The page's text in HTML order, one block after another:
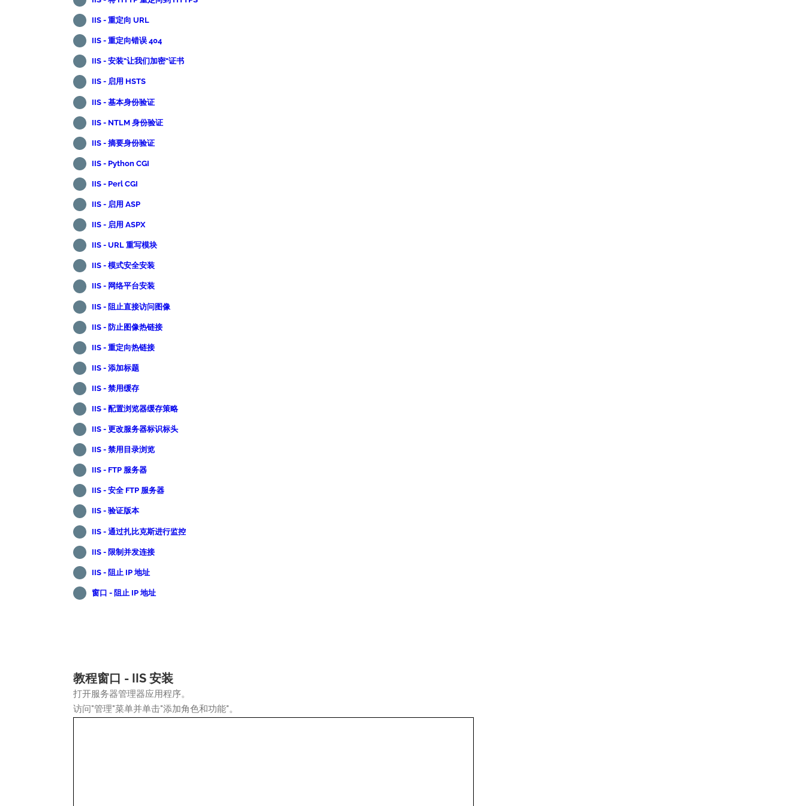
IIS - 重定向 URL
IIS - 重定向错误 404
IIS - 安装"让我们加密"证书
IIS - 启用 HSTS
IIS - 基本身份验证
IIS - NTLM 身份验证
IIS - 摘要身份验证
IIS - Python CGI
IIS - Perl CGI
IIS - 启用 ASP
IIS - 启用 ASPX
IIS - URL 重写模块
IIS - 模式安全安装
IIS - 网络平台安装
IIS - 阻止直接访问图像
IIS - 防止图像热链接
IIS - 重定向热链接
IIS - 添加标题
IIS - 禁用缓存
IIS - 配置浏览器缓存策略
IIS - 更改服务器标识标头
IIS - 禁用目录浏览
IIS - FTP 服务器
IIS - 安全 FTP 服务器
IIS - 验证版本
IIS - 通过扎比克斯进行监控
IIS - 限制并发连接
IIS - 阻止 IP 地址
窗口 - 阻止 IP 地址
教程窗口 - IIS 安装
打开服务器管理器应用程序。
访问"管理"菜单并单击"添加角色和功能"。